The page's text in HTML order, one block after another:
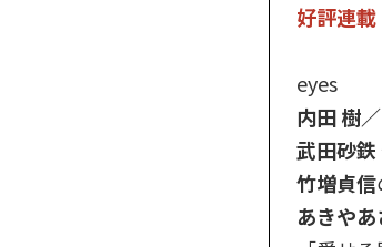
好評連載
eyes
内田 樹
武田砂鉄
竹増貞信
あきや